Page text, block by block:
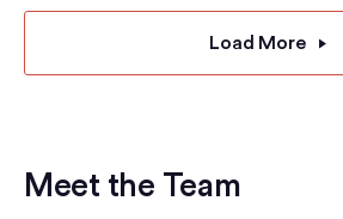
Load More
Meet the Team